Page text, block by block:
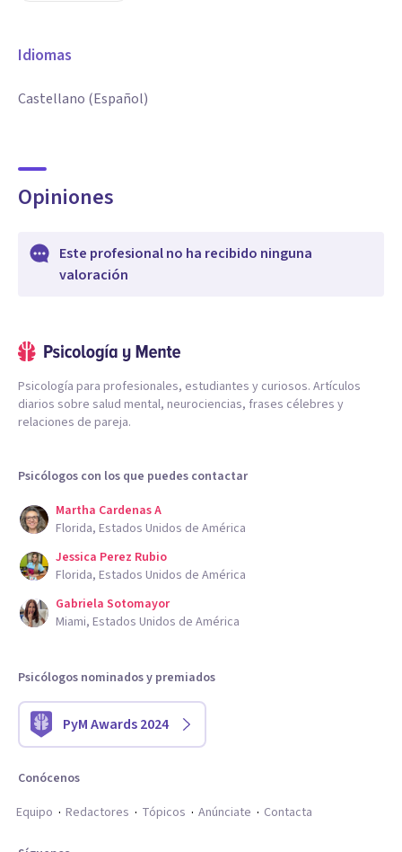
Idiomas
Castellano (Español)
Opiniones
Este profesional no ha recibido ninguna
valoración
Psicología para profesionales, estudiantes y curiosos. Artículos
diarios sobre salud mental, neurociencias, frases célebres y
relaciones de pareja.
Psicólogos con los que puedes contactar
Martha Cardenas A
Florida, Estados Unidos de América
Jessica Perez Rubio
Florida, Estados Unidos de América
Gabriela Sotomayor
Miami, Estados Unidos de América
Psicólogos nominados y premiados
PyM Awards 2024
Conócenos
Equipo
Redactores Tópicos Anúnciate Contacta